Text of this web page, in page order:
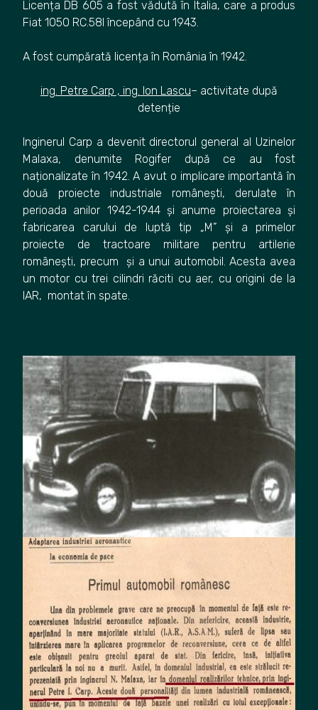
Licența DB 605 a fost vădută în Italia, care a produs
Fiat 1050 RC.58I începând cu 1943.
A fost cumpărată licența în România în 1942.
ing. Petre Carp , ing. Ion Lascu– activitate după
detenție
Inginerul Carp a devenit directorul general al Uzinelor
Malaxa, denumite Rogifer după ce au fost
naționalizate în 1942. A avut o implicare importantă în
două proiecte industriale românești, derulate în
perioada anilor 1942-1944 și anume proiectarea și
fabricarea carului de luptă tip „M” și a primelor
proiecte de tractoare militare pentru artilerie
românești, precum și a unui automobil. Acesta avea
un motor cu trei cilindri răciti cu aer, cu origini de la
IAR, montat în spate.